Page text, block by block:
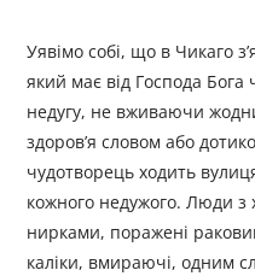
Уявімо собі, що в Чикаго
який має від Господа Бога
недугу, не вживаючи
здоров’я словом або
чудотворець ходить
кожного недужого. Люди
нирками, поражені
каліки, вмираючі, одним